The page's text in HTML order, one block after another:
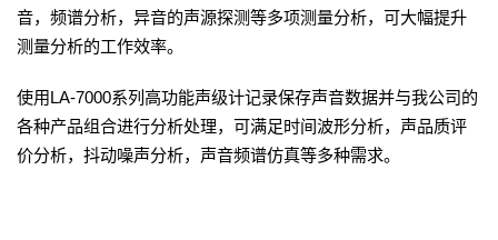
音，频谱分析，异音的声源探测等多项测量分析，可大幅提升
测量分析的工作效率。
使用LA-7000系列高功能声级计记录保存声音数据并与我公司的
各种产品组合进行分析处理，可满足时间波形分析，声品质评
价分析，抖动噪声分析，声音频谱仿真等多种需求。